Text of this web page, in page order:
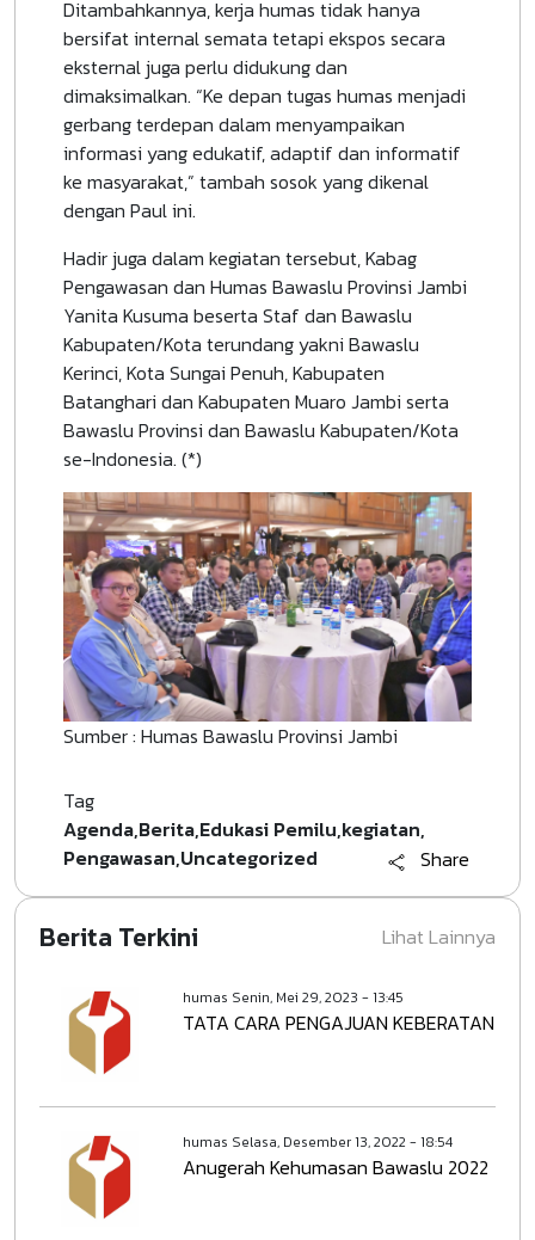
Ditambahkannya, kerja humas tidak hanya
bersifat internal semata tetapi ekspos secara
eksternal juga perlu didukung dan
dimaksimalkan. “Ke depan tugas humas menjadi
gerbang terdepan dalam menyampaikan
informasi yang edukatif, adaptif dan informatif
ke masyarakat,” tambah sosok yang dikenal
dengan Paul ini.
Hadir juga dalam kegiatan tersebut, Kabag
Pengawasan dan Humas Bawaslu Provinsi Jambi
Yanita Kusuma beserta Staf dan Bawaslu
Kabupaten/Kota terundang yakni Bawaslu
Kerinci, Kota Sungai Penuh, Kabupaten
Batanghari dan Kabupaten Muaro Jambi serta
Bawaslu Provinsi dan Bawaslu Kabupaten/Kota
se-Indonesia. (*)
Sumber : Humas Bawaslu Provinsi Jambi
Tag
Agenda Berita Edukasi Pemilu kegiatan
Pengawasan Uncategorized Share
Berita Terkini
humas Senin, Mei 29, 2023 - 13:45
TATA CARA PENGAJUAN KEBERATAN
humas Selasa, Desember 13, 2022 - 18:54
Anugerah Kehumasan Bawaslu 2022
Lihat Lainnya